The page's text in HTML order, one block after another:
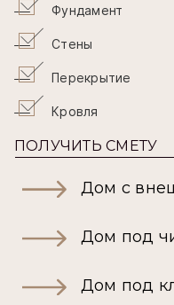
Фундамент
Стены
Перекрытие
Кровля
ПОЛУЧИТЬ СМЕТУ
Дом с
Дом под
Дом под